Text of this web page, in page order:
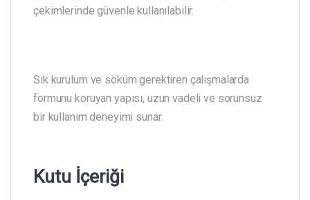
çekimlerinde güvenle kullanılabilir.
Sık kurulum ve söküm gerektiren çalışmalarda
formunu koruyan yapısı, uzun vadeli ve sorunsuz
bir kullanım deneyimi sunar.
Kutu İçeriği